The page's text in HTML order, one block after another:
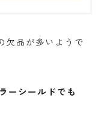
欠品が多いようで
ーシールドでも